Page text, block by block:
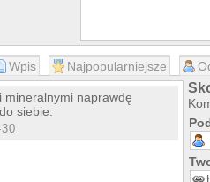
Wpis Najpopularniejsze
mineralnymi naprawdę
siebie.